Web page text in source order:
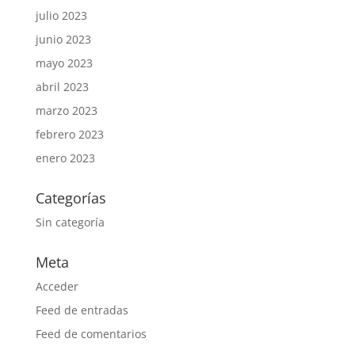
julio 2023
junio 2023
mayo 2023
abril 2023
marzo 2023
febrero 2023
enero 2023
Categorías
Sin categoría
Meta
Acceder
Feed de entradas
Feed de comentarios